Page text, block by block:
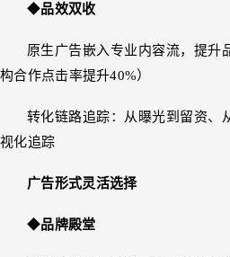
◆品效双收
原生广告嵌入专业内容流，提升
构合作点击率提升40%）
转化链路追踪：从曝光到留资、
视化追踪
广告形式灵活选择
◆品牌殿堂